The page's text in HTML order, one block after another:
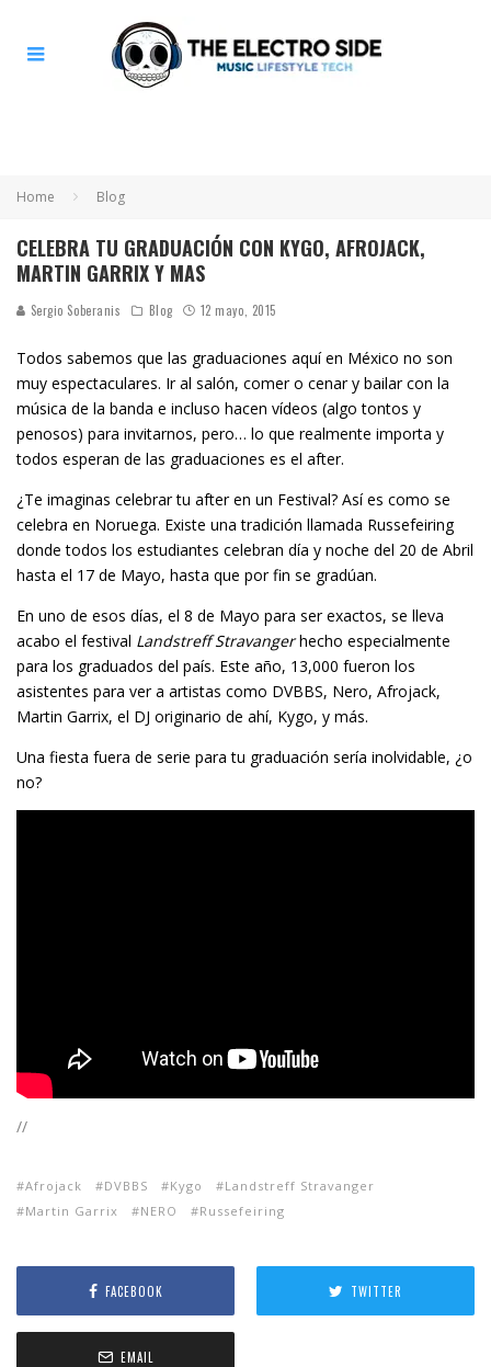
Home Blog
CELEBRA TU GRADUACIÓN CON KYGO, AFROJACK,
MARTIN GARRIX Y MAS
Sergio Soberanis Blog 12 mayo, 2015
Todos sabemos que las graduaciones aquí en México no son
muy espectaculares. Ir al salón, comer o cenar y bailar con la
música de la banda e incluso hacen vídeos (algo tontos y
penosos) para invitarnos, pero… lo que realmente importa y
todos esperan de las graduaciones es el after.
¿Te imaginas celebrar tu after en un Festival? Así es como se
celebra en Noruega. Existe una tradición llamada Russefeiring
donde todos los estudiantes celebran día y noche del 20 de Abril
hasta el 17 de Mayo, hasta que por fin se gradúan.
En uno de esos días, el 8 de Mayo para ser exactos, se lleva
acabo el festival Landstreff Stravangerhecho especialmente
para los graduados del país. Este año, 13,000 fueron los
asistentes para ver a artistas como DVBBS, Nero, Afrojack,
Martin Garrix, el DJ originario de ahí, Kygo, y más.
Una fiesta fuera de serie para tu graduación sería inolvidable, ¿o
no?
//
Afrojack DVBBS Kygo
Landstreff Stravanger
Martin Garrix
NERO Russefeiring
FACEBOOK TWITTER
EMAIL